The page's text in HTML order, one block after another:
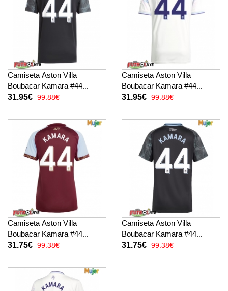
Camiseta Aston Villa
Boubacar Kamara #44
Visitante Equipación 2025-26
31.95€ 99.88€
Camiseta Aston Villa
Boubacar Kamara #44
Tercera Equipación 2025-26
31.95€ 99.88€
Camiseta Aston Villa
Boubacar Kamara #44
Primera Equipación para
31.75€ 99.38€
Camiseta Aston Villa
Boubacar Kamara #44
Visitante Equipación para
31.75€ 99.38€